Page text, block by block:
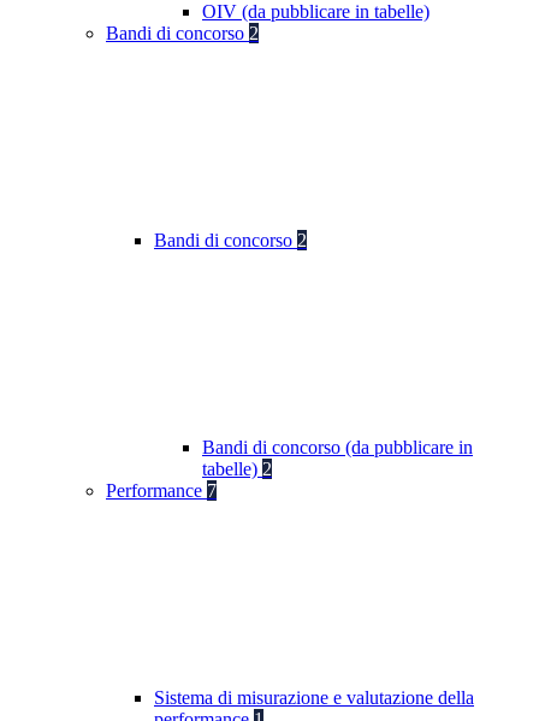
OIV (da pubblicare in tabelle)
Bandi di concorso 2
Bandi di concorso 2
Bandi di concorso (da pubblicare in
tabelle) 2
Performance 7
Sistema di misurazione e valutazione della